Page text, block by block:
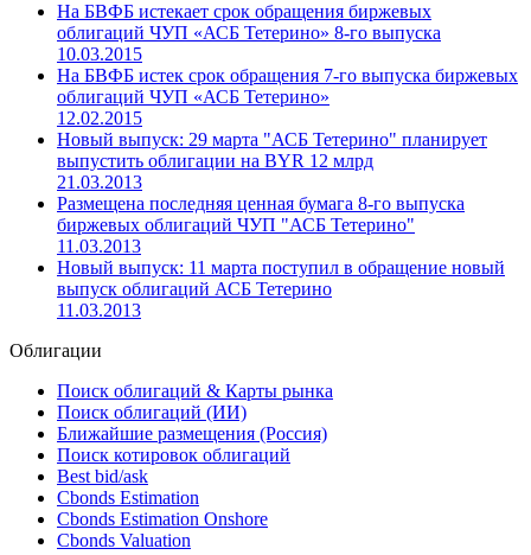
На БВФБ истекает срок обращения биржевых
облигаций ЧУП «АСБ Тетерино» 8-го выпуска
10.03.2015
На БВФБ истек срок обращения 7-го выпуска биржевых
облигаций ЧУП «АСБ Тетерино»
12.02.2015
Новый выпуск: 29 марта "АСБ Тетерино" планирует
выпустить облигации на BYR 12 млрд
21.03.2013
Размещена последняя ценная бумага 8-го выпуска
биржевых облигаций ЧУП "АСБ Тетерино"
11.03.2013
Новый выпуск: 11 марта поступил в обращение новый
выпуск облигаций АСБ Тетерино
11.03.2013
Облигации
Поиск облигаций & Карты рынка
Поиск облигаций (ИИ)
Ближайшие размещения (Россия)
Поиск котировок облигаций
Best bid/ask
Cbonds Estimation
Cbonds Estimation Onshore
Cbonds Valuation